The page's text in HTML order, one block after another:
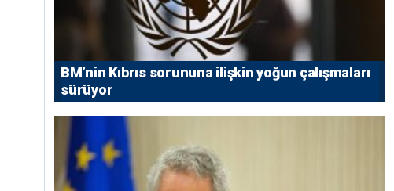
BM’nin Kıbrıs sorununa ilişkin yoğun çalışmaları
sürüyor